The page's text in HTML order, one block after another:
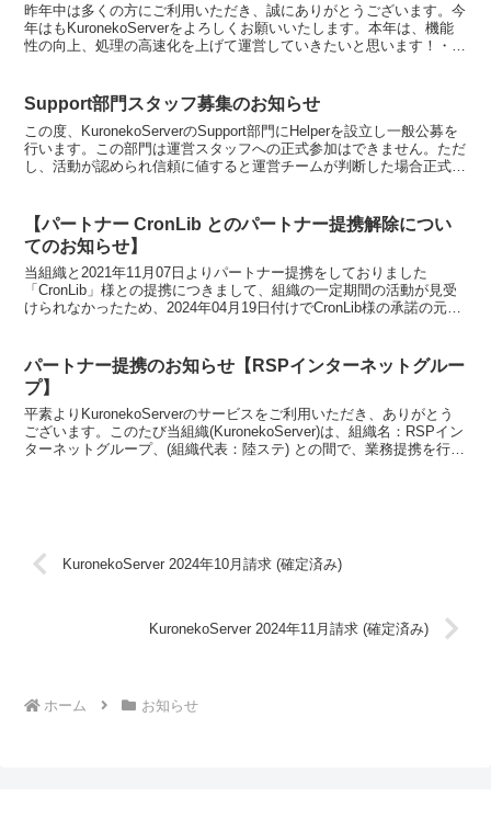
昨年中は多くの方にご利用いただき、誠にありがとうございます。今
年はもKuronekoServerをよろしくお願いいたします。本年は、機能
性の向上、処理の高速化を上げて運営していきたいと思います！・読
Support部門スタッフ募集のお知らせ
この度、KuronekoServerのSupport部門にHelperを設立し一般公募を
行います。この部門は運営スタッフへの正式参加はできません。ただ
し、活動が認められ信頼に値すると運営チームが判断した場合正式な
【パートナー CronLib とのパートナー提携解除につい
てのお知らせ】
当組織と2021年11月07日よりパートナー提携をしておりました
「CronLib」様との提携につきまして、組織の一定期間の活動が見受
けられなかったため、2024年04月19日付けでCronLib様の承諾の元パ
パートナー提携のお知らせ【RSPインターネットグルー
プ】
平素よりKuronekoServerのサービスをご利用いただき、ありがとう
ございます。このたび当組織(KuronekoServer)は、組織名：RSPイン
ターネットグループ、(組織代表：陸ステ) との間で、業務提携を行う
KuronekoServer 2024年10月請求 (確定済み)
KuronekoServer 2024年11月請求 (確定済み)
ホーム お知らせ